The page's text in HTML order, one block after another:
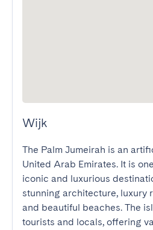
Wijk
The Palm Jumeirah is an
United Arab Emirates. It is
iconic and luxurious
stunning architecture, luxury
and beautiful beaches. The
tourists and locals, offering